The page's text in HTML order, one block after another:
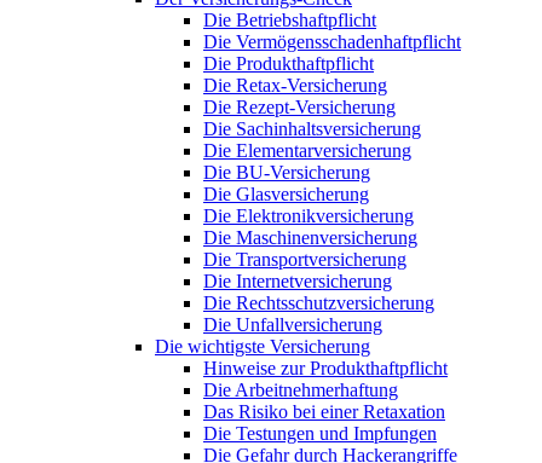
Die Betriebshaftpflicht
Die Vermögensschadenhaftpflicht
Die Produkthaftpflicht
Die Retax-Versicherung
Die Rezept-Versicherung
Die Sachinhaltsversicherung
Die Elementarversicherung
Die BU-Versicherung
Die Glasversicherung
Die Elektronikversicherung
Die Maschinenversicherung
Die Transportversicherung
Die Internetversicherung
Die Rechtsschutzversicherung
Die Unfallversicherung
Die wichtigste Versicherung
Hinweise zur Produkthaftpflicht
Die Arbeitnehmerhaftung
Das Risiko bei einer Retaxation
Die Testungen und Impfungen
Die Gefahr durch Hackerangriffe